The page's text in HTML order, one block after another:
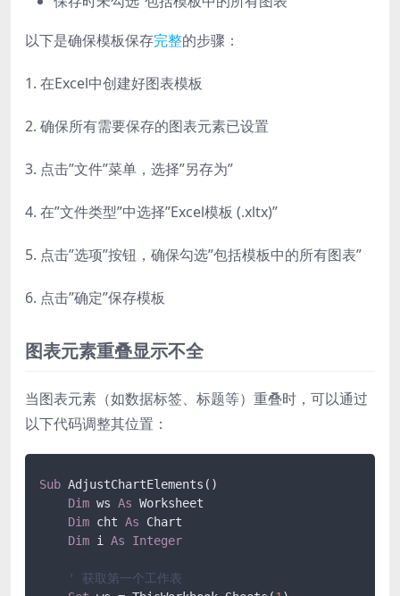
以下是确保模板保存完整的步骤：
1. 在Excel中创建好图表模板
2. 确保所有需要保存的图表元素已设置
3. 点击”文件”菜单，选择”另存为”
4. 在”文件类型”中选择”Excel模板 (.xltx)”
5. 点击”选项”按钮，确保勾选”包括模板中的所有图表”
6. 点击”确定”保存模板
图表元素重叠显示不全
当图表元素（如数据标签、标题等）重叠时，可以通过
以下代码调整其位置：
Sub AdjustChartElements()
Dim ws As Worksheet
Dim cht As Chart
Dim i As Integer
' 获取第一个工作表